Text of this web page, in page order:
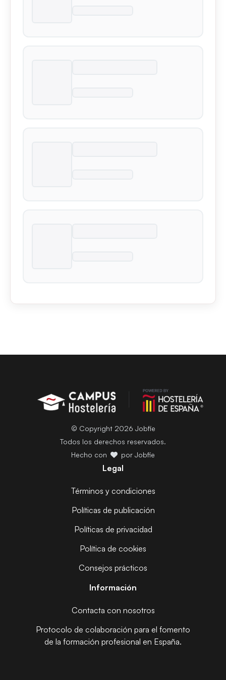
© Copyright 2026 Jobfie
Todos los derechos reservados.
Hecho con
por Jobfie
Legal
Términos y condiciones
Políticas de publicación
Políticas de privacidad
Política de cookies
Consejos prácticos
Información
Contacta con nosotros
Protocolo de colaboración para el fomento
de la formación profesional en España.